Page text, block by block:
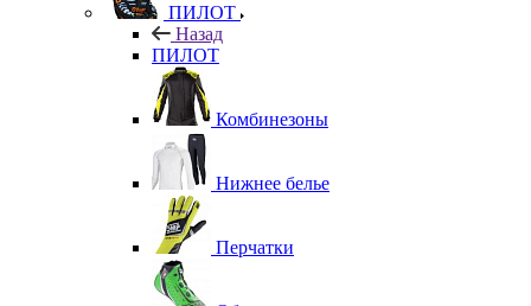
ПИЛОТ
Назад
ПИЛОТ
Комбинезоны
Нижнее белье
Перчатки